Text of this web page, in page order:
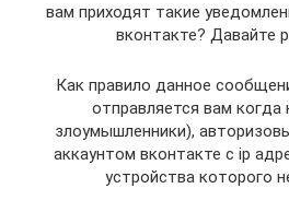
вам приходят такие
вконтакте? Давайте
Как правило данное
отправляется вам
злоумышленники),
аккаунтом вконтакте с ip
устройства которого